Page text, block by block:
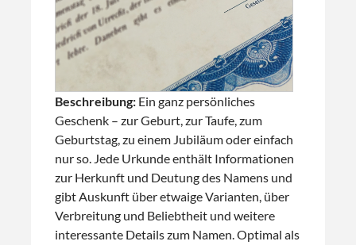
Beschreibung: Ein ganz persönliches
Geschenk – zur Geburt, zur Taufe, zum
Geburtstag, zu einem Jubiläum oder einfach
nur so. Jede Urkunde enthält Informationen
zur Herkunft und Deutung des Namens und
gibt Auskunft über etwaige Varianten, über
Verbreitung und Beliebtheit und weitere
interessante Details zum Namen. Optimal als